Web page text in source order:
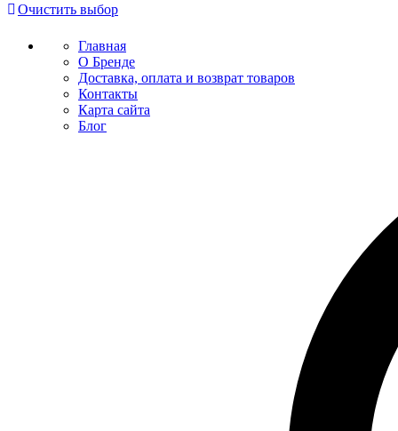
Очистить выбор
Главная
О Бренде
Доставка, оплата и возврат товаров
Контакты
Карта сайта
Блог